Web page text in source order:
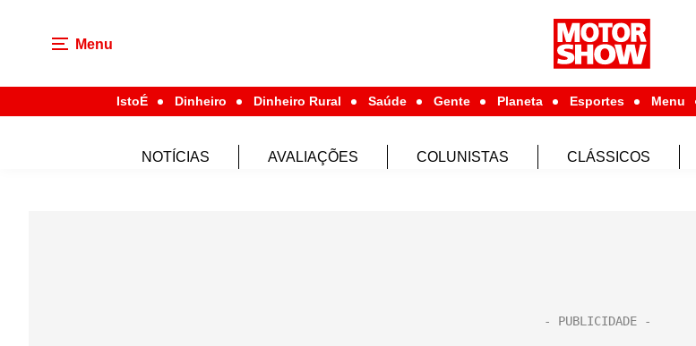
Menu
IstoÉ Dinheiro Dinheiro Rural Saúde Gente Planeta Esportes Menu
NOTÍCIAS AVALIAÇÕES COLUNISTAS CLÁSSICOS